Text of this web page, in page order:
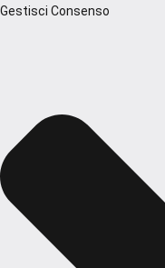
Gestisci Consenso